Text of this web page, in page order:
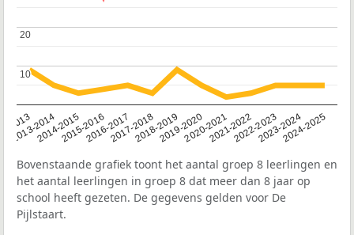
2013
2013-2014
2014-20152015-20162016-20172017-20182018-20192019-20202020-20212021-20222022-20232023-20242024-2025
10
10
20
20
Bovenstaande grafiek toont het aantal groep 8 leerlingen en
het aantal leerlingen in groep 8 dat meer dan 8 jaar op
school heeft gezeten. De gegevens gelden voor De
Pijlstaart.